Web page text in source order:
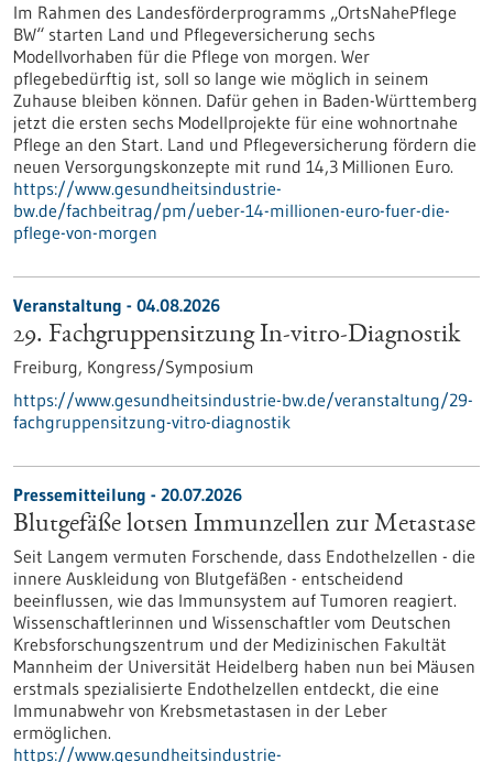
Im Rahmen des Landesförderprogramms „OrtsNahePflege
BW“ starten Land und Pflegeversicherung sechs
Modellvorhaben für die Pflege von morgen. Wer
pflegebedürftig ist, soll so lange wie möglich in seinem
Zuhause bleiben können. Dafür gehen in Baden-Württemberg
jetzt die ersten sechs Modellprojekte für eine wohnortnahe
Pflege an den Start. Land und Pflegeversicherung fördern die
neuen Versorgungskonzepte mit rund 14,3 Millionen Euro.
https://www.gesundheitsindustrie-
bw.de/fachbeitrag/pm/ueber-14-millionen-euro-fuer-die-
pflege-von-morgen
Veranstaltung - 04.08.2026
29. Fachgruppensitzung In-vitro-Diagnostik
Freiburg, Kongress/Symposium
https://www.gesundheitsindustrie-bw.de/veranstaltung/29-
fachgruppensitzung-vitro-diagnostik
Pressemitteilung - 20.07.2026
Blutgefäße lotsen Immunzellen zur Metastase
Seit Langem vermuten Forschende, dass Endothelzellen - die
innere Auskleidung von Blutgefäßen - entscheidend
beeinflussen, wie das Immunsystem auf Tumoren reagiert.
Wissenschaftlerinnen und Wissenschaftler vom Deutschen
Krebsforschungszentrum und der Medizinischen Fakultät
Mannheim der Universität Heidelberg haben nun bei Mäusen
erstmals spezialisierte Endothelzellen entdeckt, die eine
Immunabwehr von Krebsmetastasen in der Leber
ermöglichen.
https://www.gesundheitsindustrie-